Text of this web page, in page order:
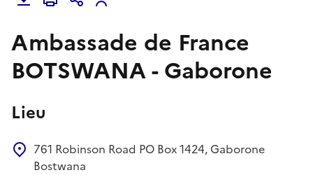
Ambassade de France
BOTSWANA - Gaborone
Lieu
761 Robinson Road PO Box 1424, Gaborone
Bostwana